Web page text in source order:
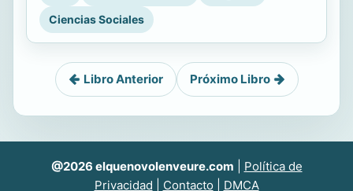
Ciencias Sociales
Libro Anterior Próximo Libro
@2026 elquenovolenveure.com
Política de
Privacidad
Contacto DMCA